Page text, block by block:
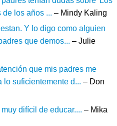
de los años ... – Mindy Kaling
Y lo digo como alguien
que demos... – Julie
que mis padres me
lo suficientemente d... – Don
difícil de educar.... – Mika